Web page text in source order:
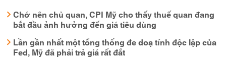
Chớ nên chủ quan, CPI Mỹ cho thấy thuế quan đang
bắt đầu ảnh hưởng đến giá tiêu dùng
Lần gần nhất một tổng thống đe doạ tính độc lập của
Fed, Mỹ đã phải trả giá rất đắt